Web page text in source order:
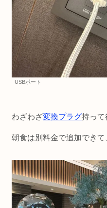
USBポート
わざわざ変換プラグ持って
朝食は別料金で追加できて